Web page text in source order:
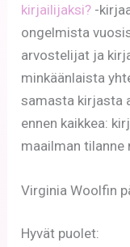
kirjailijaksi? -
ongelmista
arvostelijat ja
minkäänlaista
samasta kirjasta
ennen kaikkea:
maailman tilanne
Virginia Woolfin
Hyvät puolet: